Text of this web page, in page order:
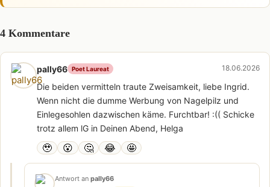
4 Kommentare
pally66 Poet Laureat 18.06.2026
Die beiden vermitteln traute Zweisamkeit, liebe Ingrid.
Wenn nicht die dumme Werbung von Nagelpilz und
Einlegesohlen dazwischen käme. Furchtbar! :(( Schicke
trotz allem lG in Deinen Abend, Helga
🥹 😮 🤔 😂 🤩
Antwort an pally66